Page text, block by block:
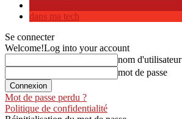
dans ma tech
Se connecter
Welcome!Log into your account
nom d'utilisateur
mot de passe
Mot de passe perdu ?
Politique de confidentialité